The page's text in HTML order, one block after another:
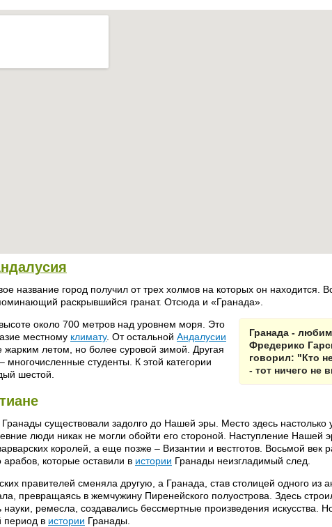
название город получил от трех холмов на которых он находится.
раскрывшийся гранат. Отсюда и «Гранада».
Гранада -
Фредерико
говорил: "Кто
- тот ничего не
около 700 метров над уровнем моря. Это
местному климату. От остальной Андалусии
жарким летом, но более суровой зимой. Другая
многочисленные студенты. К этой категории
шестой.
существовали задолго до Нашей эры. Место здесь настолько
люди никак не могли обойти его стороной. Наступление Нашей
королей, а еще позже – Византии и вестготов. Восьмой век
арабов, которые оставили в истории Гранады неизгладимый след.
правителей сменяла другую, а Гранада, став столицей одного из
превращаясь в жемчужину Пиренейского полуострова. Здесь
ремесла, создавались бессмертные произведения искусства.
период в истории Гранады.